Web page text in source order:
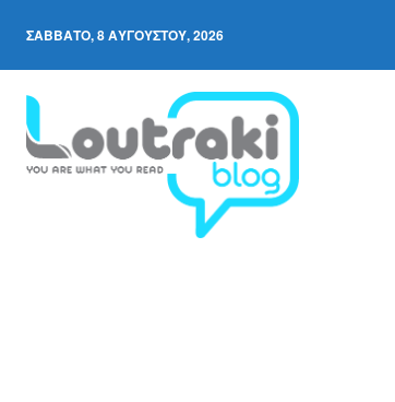
ΣΆΒΒΑΤΟ, 8 ΑΥΓΟΎΣΤΟΥ, 2026